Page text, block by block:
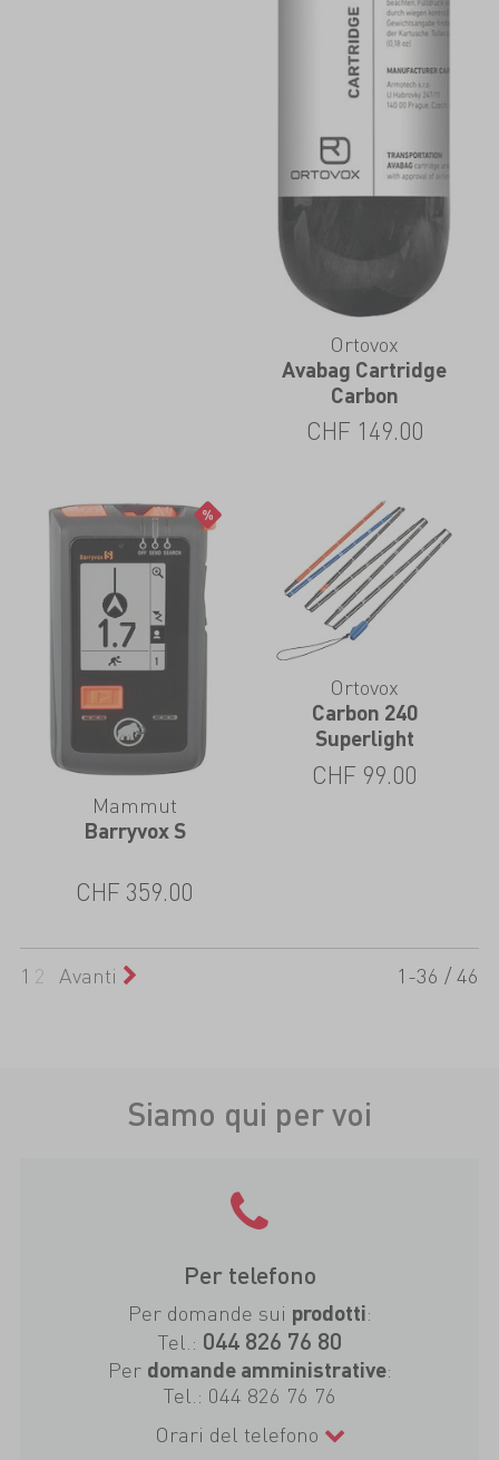
Ortovox
Avabag Cartridge
Carbon
CHF 149.00
Mammut
Barryvox S
CHF 359.00
Ortovox
Carbon 240
Superlight
CHF 99.00
1 2 Avanti 1-36 / 46
Siamo qui per voi
Per telefono
Per domande sui prodotti:
Tel.: 044 826 76 80
Per domande amministrative:
Tel.: 044 826 76 76
Orari del telefono